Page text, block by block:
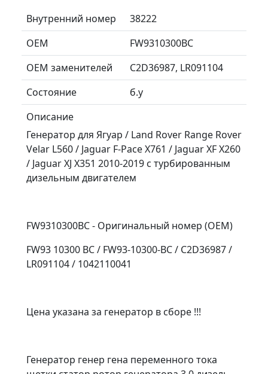
Внутренний номер
38222
ОЕМ
FW9310300BC
ОЕМ заменителей
C2D36987, LR091104
Состояние
б.у
Описание
Генератор для Ягуар / Land Rover Range Rover
Velar L560 / Jaguar F-Pace X761 / Jaguar XF X260
/ Jaguar XJ X351 2010-2019 с турбированным
дизельным двигателем
FW9310300BC - Оригинальный номер (OEM)
FW93 10300 BC / FW93-10300-BC / C2D36987 /
LR091104 / 1042110041
Цена указана за генератор в сборе !!!
Генератор генер гена переменного тока